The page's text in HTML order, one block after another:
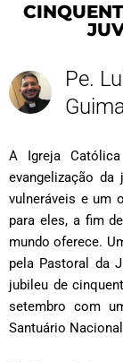
Pe.
A Igreja
evangelização
vulneráveis e um
para eles, a fim
mundo oferece.
pela Pastoral da
jubileu de
setembro com
Santuário